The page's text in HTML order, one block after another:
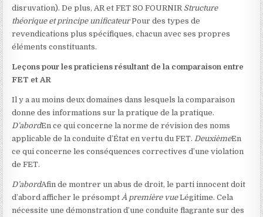
disruvation). De plus, AR et FET SO FOURNIR Structure
théorique et principe unificateurPour des types de
revendications plus spécifiques, chacun avec ses propres
éléments constituants.
Leçons pour les praticiens résultant de la comparaison entre
FET et AR
Il y a au moins deux domaines dans lesquels la comparaison
donne des informations sur la pratique de la pratique.
D’abordEn ce qui concerne la norme de révision des noms
applicable de la conduite d’État en vertu du FET.DeuxièmeEn
ce qui concerne les conséquences correctives d’une violation
de FET.
D’abordAfin de montrer un abus de droit, le parti innocent doit
d’abord afficher le présomptÀ première vueLégitime. Cela
nécessite une démonstration d’une conduite flagrante sur des